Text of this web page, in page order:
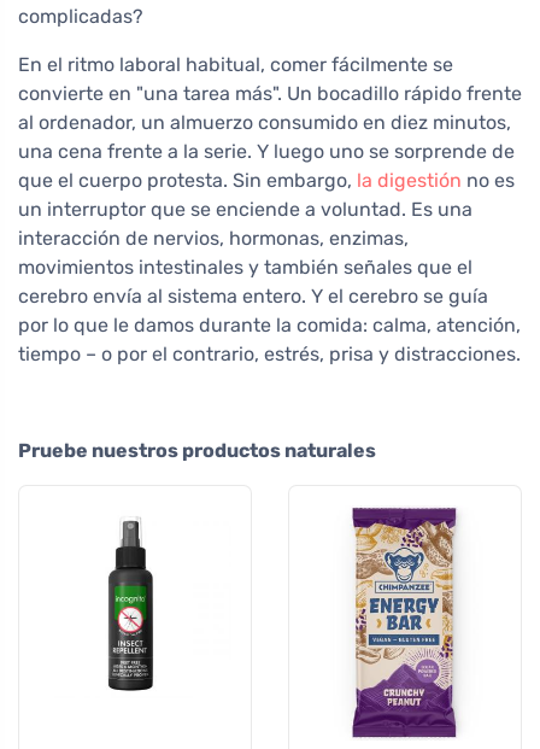
complicadas?
En el ritmo laboral habitual, comer fácilmente se
convierte en "una tarea más". Un bocadillo rápido frente
al ordenador, un almuerzo consumido en diez minutos,
una cena frente a la serie. Y luego uno se sorprende de
que el cuerpo protesta. Sin embargo, la digestión no es
un interruptor que se enciende a voluntad. Es una
interacción de nervios, hormonas, enzimas,
movimientos intestinales y también señales que el
cerebro envía al sistema entero. Y el cerebro se guía
por lo que le damos durante la comida: calma, atención,
tiempo – o por el contrario, estrés, prisa y distracciones.
Pruebe nuestros productos naturales